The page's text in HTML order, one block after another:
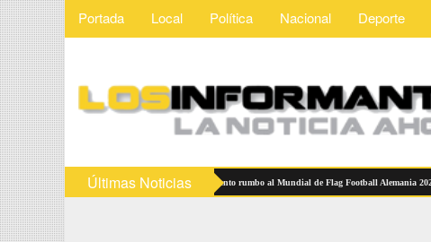
Portada Local Política Nacional Deporte
Últimas Noticias
Selecciones Mexicanas reciben abanderamiento rumbo al Mundial de Flag Football Alemania 2026